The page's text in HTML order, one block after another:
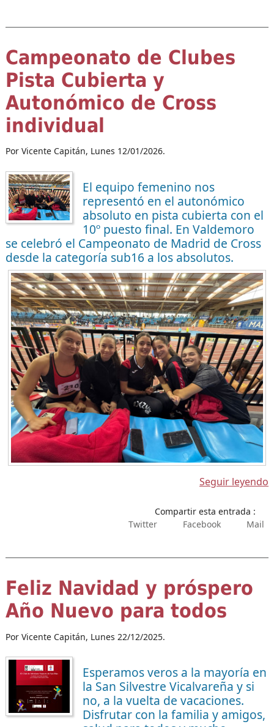
Campeonato de Clubes
Pista Cubierta y
Autonómico de Cross
individual
Por Vicente Capitán, Lunes 12/01/2026.
El equipo femenino nos
representó en el autonómico
absoluto en pista cubierta con el
10º puesto final. En Valdemoro
se celebró el Campeonato de Madrid de Cross
desde la categoría sub16 a los absolutos.
Seguir leyendo
Compartir esta entrada :
Twitter
Facebook Mail
Feliz Navidad y próspero
Año Nuevo para todos
Por Vicente Capitán, Lunes 22/12/2025.
Esperamos veros a la mayoría en
la San Silvestre Vicalvareña y si
no, a la vuelta de vacaciones.
Disfrutar con la familia y amigos,